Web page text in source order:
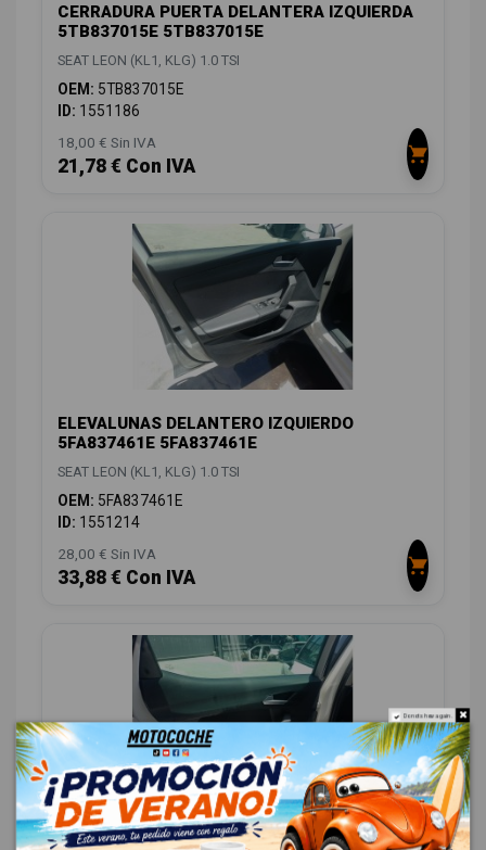
CERRADURA PUERTA DELANTERA IZQUIERDA
5TB837015E 5TB837015E
SEAT LEON (KL1, KLG) 1.0 TSI
OEM: 5TB837015E
ID: 1551186
18,00 € Sin IVA
21,78 € Con IVA
ELEVALUNAS DELANTERO IZQUIERDO
5FA837461E 5FA837461E
SEAT LEON (KL1, KLG) 1.0 TSI
OEM: 5FA837461E
ID: 1551214
28,00 € Sin IVA
33,88 € Con IVA
ELEVALUNAS TRASERO IZQUIERDO
Do not show again.